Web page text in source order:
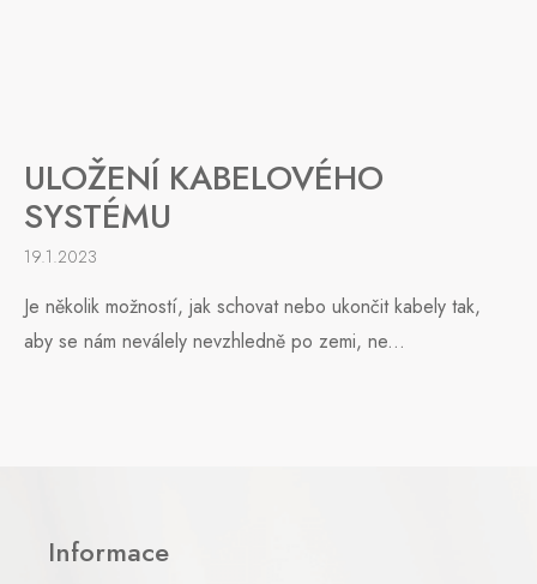
ULOŽENÍ KABELOVÉHO
SYSTÉMU
19.1.2023
Je několik možností, jak schovat nebo ukončit kabely tak,
aby se nám neválely nevzhledně po zemi, ne...
Informace